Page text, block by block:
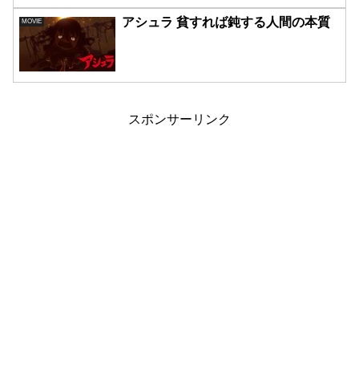
MOVIE アシュラ 貧すれば鈍する人間の本質
スポンサーリンク